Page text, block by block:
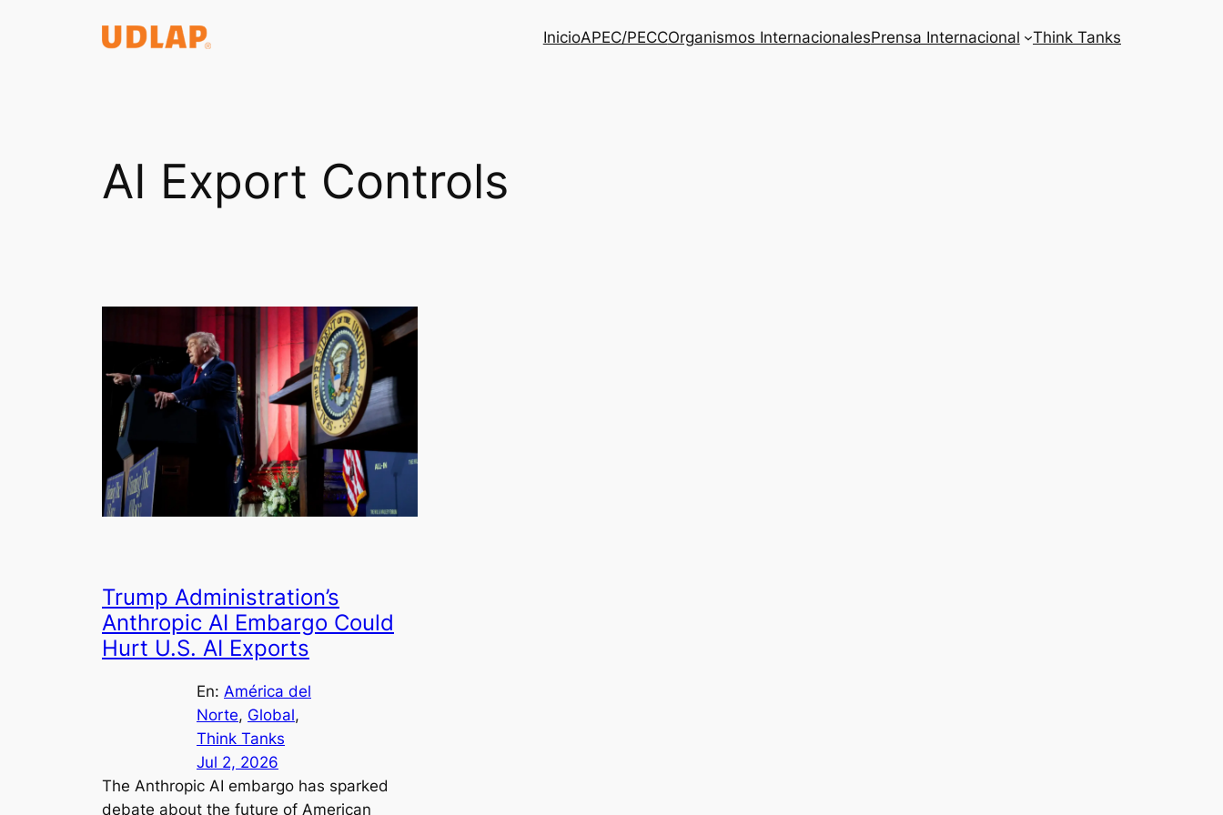
InicioAPEC/PECCOrganismos InternacionalesPrensa Internacional Think Tanks
AI Export Controls
Trump Administration’s
Anthropic AI Embargo Could
Hurt U.S. AI Exports
En: América del
Norte, Global
Think Tanks
Jul 2, 2026
The Anthropic AI embargo has sparked
debate about the future of American